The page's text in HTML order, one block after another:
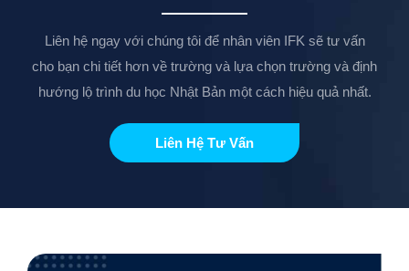
Liên hệ ngay với chúng tôi để nhân viên IFK sẽ tư vấn
cho bạn chi tiết hơn về trường và lựa chọn trường và định
hướng lộ trình du học Nhật Bản một cách hiệu quả nhất.
Liên Hệ Tư Vấn